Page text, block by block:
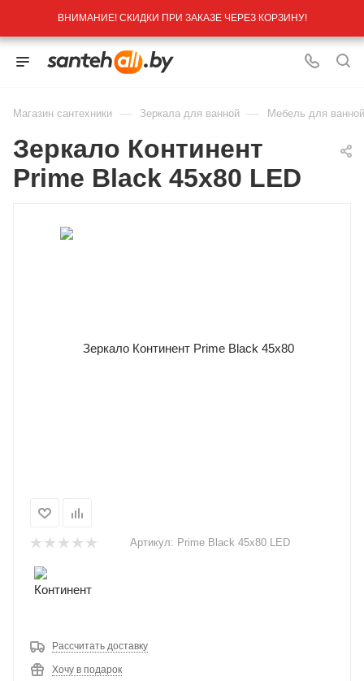
ВНИМАНИЕ! СКИДКИ ПРИ ЗАКАЗЕ ЧЕРЕЗ КОРЗИНУ!
Магазин сантехники — Зеркала для ванной — Мебель для
Зеркало Континент
Prime Black 45х80 LED
Артикул: Prime Black 45х80 LED
Рассчитать доставку
Хочу в подарок